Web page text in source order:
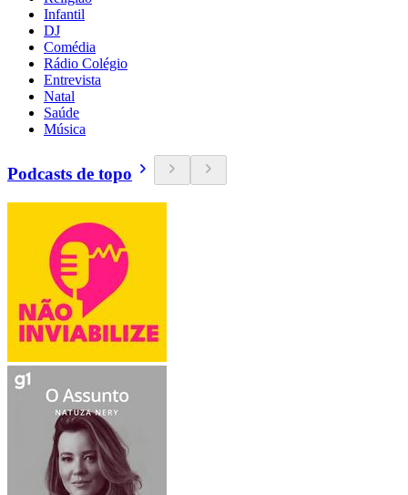
Infantil
DJ
Comédia
Rádio Colégio
Entrevista
Natal
Saúde
Música
Podcasts de topo